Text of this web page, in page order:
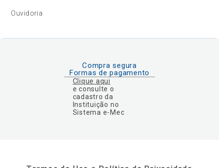
Ouvidoria
Compra segura
Formas de pagamento
Clique aqui
e consulte o
cadastro da
Instituição no
Sistema e-Mec